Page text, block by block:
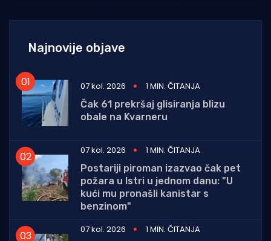
Najnovije objave
07 kol. 2026
1 MIN. ČITANJA
Čak 61 prekršaj glisiranja blizu
obale na Kvarneru
07 kol. 2026
1 MIN. ČITANJA
Postariji piroman izazvao čak pet
požara u Istri u jednom danu: "U
kući mu pronašli kanistar s
benzinom"
07 kol. 2026
1 MIN. ČITANJA